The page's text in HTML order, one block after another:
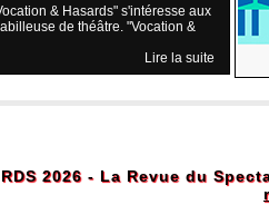
& Hasards" s'intéresse aux
de théâtre. "Vocation &
Lire la suite
2026 - La Revue du